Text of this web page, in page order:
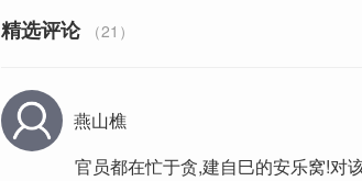
精选评论 （21）
燕山樵
官员都在忙于贪,建自巳的安乐窝!对